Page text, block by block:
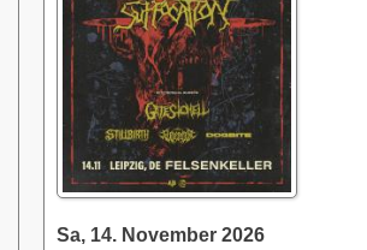
Sa, 14. November 2026